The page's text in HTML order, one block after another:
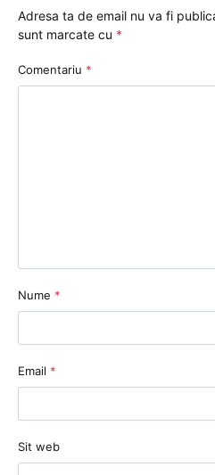
Adresa ta de email nu va fi
sunt marcate cu *
Comentariu *
Nume *
Email *
Sit web